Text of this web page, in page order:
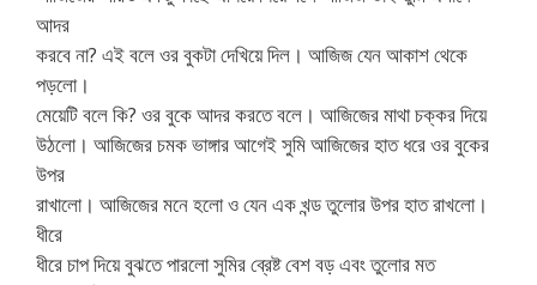
আদর
করবে না? এই বলে ওর বুকটা দেখিয়ে দিল। আজিজ যেন আকাশ থেকে
পড়লো।
মেয়েটি বলে কি? ওর বুকে আদর করতে বলে। আজিজের মাথা চক্কর দিয়ে
উঠলো। আজিজের চমক ভাঙ্গার আগেই সুমি আজিজের হাত ধরে ওর বুকের
উপর
রাখালো। আজিজের মনে হলো ও যেন এক খন্ড তুলোর উপর হাত রাখলো।
ধীরে
ধীরে চাপ দিয়ে বুঝতে পারলো সুমির ব্রেষ্ট বেশ বড় এবং তুলোর মত